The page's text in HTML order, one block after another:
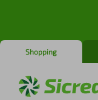
Shopping